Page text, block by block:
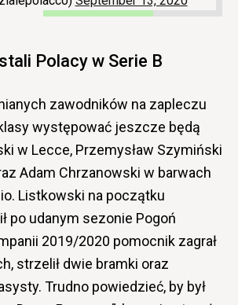
Polacy w Serie B
zawodników na zapleczu
występować jeszcze będą
w Lecce, Przemysław Szymiński
Adam Chrzanowski w barwach
Listkowski na początku
po udanym sezonie Pogoń
2019/2020 pomocnik zagrał
strzelił dwie bramki oraz
Trudno powiedzieć, by był